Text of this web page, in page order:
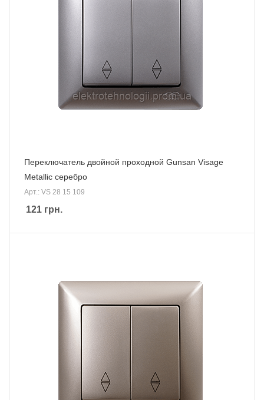
Переключатель двойной проходной Gunsan Visage
Metallic серебро
Арт.: VS 28 15 109
121 грн.